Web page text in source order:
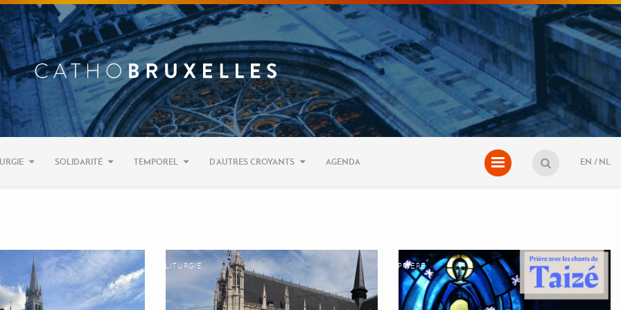
SOLIDARITÉ TEMPOREL D’AUTRES CROYANTS AGENDA NL
EN
LITURGIE PRIÈRE